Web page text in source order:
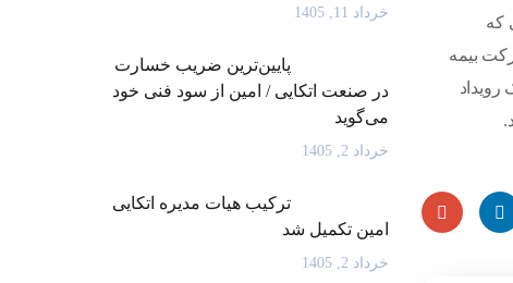
که
بیمه
خرداد 11, 1405
پایین‌ترین ضریب خسارت
در صنعت اتکایی / امین از سود فنی خود
می‌گوید
خرداد 2, 1405
ترکیب هیات مدیره اتکایی
امین تکمیل شد
خرداد 2, 1405